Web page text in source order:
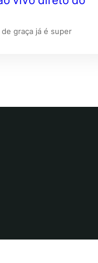
graça já é super